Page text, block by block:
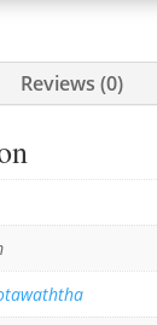
Reviews (0)